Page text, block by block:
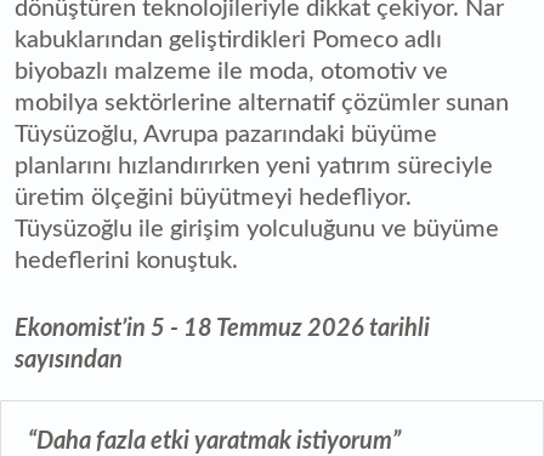
dönüştüren teknolojileriyle dikkat çekiyor. Nar
kabuklarından geliştirdikleri Pomeco adlı
biyobazlı malzeme ile moda, otomotiv ve
mobilya sektörlerine alternatif çözümler sunan
Tüysüzoğlu, Avrupa pazarındaki büyüme
planlarını hızlandırırken yeni yatırım süreciyle
üretim ölçeğini büyütmeyi hedefliyor.
Tüysüzoğlu ile girişim yolculuğunu ve büyüme
hedeflerini konuştuk.
Ekonomist’in 5 - 18 Temmuz 2026 tarihli
sayısından
“Daha fazla etki yaratmak istiyorum”